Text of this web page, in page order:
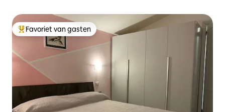
Topfavoriet van gasten
Favoriet van gasten